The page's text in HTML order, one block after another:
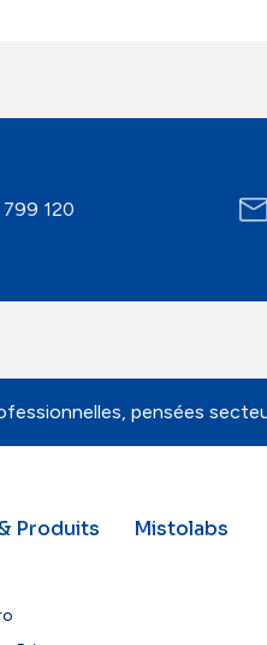
120
pensées
Produits Mistolabs